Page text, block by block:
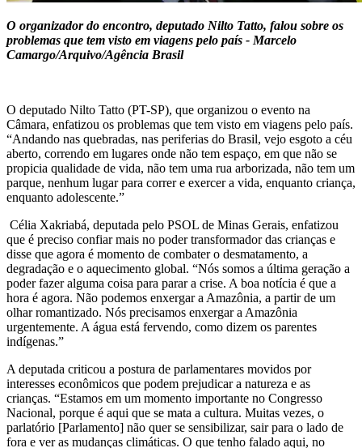
O organizador do encontro, deputado Nilto Tatto, falou sobre os
problemas que tem visto em viagens pelo país - Marcelo
Camargo/Arquivo/Agência Brasil
O deputado Nilto Tatto (PT-SP), que organizou o evento na
Câmara, enfatizou os problemas que tem visto em viagens pelo país.
“Andando nas quebradas, nas periferias do Brasil, vejo esgoto a céu
aberto, correndo em lugares onde não tem espaço, em que não se
propicia qualidade de vida, não tem uma rua arborizada, não tem um
parque, nenhum lugar para correr e exercer a vida, enquanto criança,
enquanto adolescente.”
Célia Xakriabá, deputada pelo PSOL de Minas Gerais, enfatizou
que é preciso confiar mais no poder transformador das crianças e
disse que agora é momento de combater o desmatamento, a
degradação e o aquecimento global. “Nós somos a última geração a
poder fazer alguma coisa para parar a crise. A boa notícia é que a
hora é agora. Não podemos enxergar a Amazônia, a partir de um
olhar romantizado. Nós precisamos enxergar a Amazônia
urgentemente. A água está fervendo, como dizem os parentes
indígenas.”
A deputada criticou a postura de parlamentares movidos por
interesses econômicos que podem prejudicar a natureza e as
crianças. “Estamos em um momento importante no Congresso
Nacional, porque é aqui que se mata a cultura. Muitas vezes, o
parlatório [Parlamento] não quer se sensibilizar, sair para o lado de
fora e ver as mudanças climáticas. O que tenho falado aqui, no